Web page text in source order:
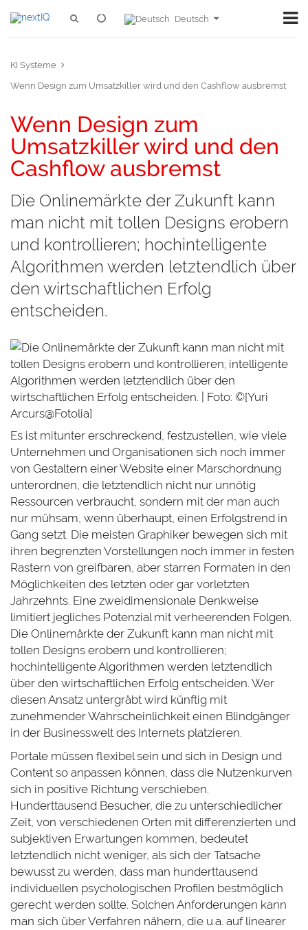
Deutsch
KI Systeme
Wenn Design zum Umsatzkiller wird und den Cashflow ausbremst
Wenn Design zum
Umsatzkiller wird und den
Cashflow ausbremst
Die Onlinemärkte der Zukunft kann
man nicht mit tollen Designs erobern
und kontrollieren; hochintelligente
Algorithmen werden letztendlich über
den wirtschaftlichen Erfolg
entscheiden.
Es ist mitunter erschreckend, festzustellen, wie viele
Unternehmen und Organisationen sich noch immer
von Gestaltern einer Website einer Marschordnung
unterordnen, die letztendlich nicht nur unnötig
Ressourcen verbraucht, sondern mit der man auch
nur mühsam, wenn überhaupt, einen Erfolgstrend in
Gang setzt. Die meisten Graphiker bewegen sich mit
ihren begrenzten Vorstellungen noch immer in festen
Rastern von greifbaren, aber starren Formaten in den
Möglichkeiten des letzten oder gar vorletzten
Jahrzehnts. Eine zweidimensionale Denkweise
limitiert jegliches Potenzial mit verheerenden Folgen.
Die Onlinemärkte der Zukunft kann man nicht mit
tollen Designs erobern und kontrollieren;
hochintelligente Algorithmen werden letztendlich
über den wirtschaftlichen Erfolg entscheiden. Wer
diesen Ansatz untergräbt wird künftig mit
zunehmender Wahrscheinlichkeit einen Blindgänger
in der Businesswelt des Internets platzieren.
Portale müssen flexibel sein und sich in Design und
Content so anpassen können, dass die Nutzenkurven
sich in positive Richtung verschieben.
Hunderttausend Besucher, die zu unterschiedlicher
Zeit, von verschiedenen Orten mit differenzierten und
subjektiven Erwartungen kommen, bedeutet
letztendlich nicht weniger, als sich der Tatsache
bewusst zu werden, dass man hunderttausend
individuellen psychologischen Profilen bestmöglich
gerecht werden sollte. Solchen Anforderungen kann
man sich über Verfahren nähern, die u.a. auf linearer